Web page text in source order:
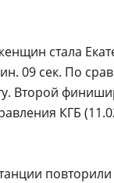
стала
09 сек. По
Второй
КГБ